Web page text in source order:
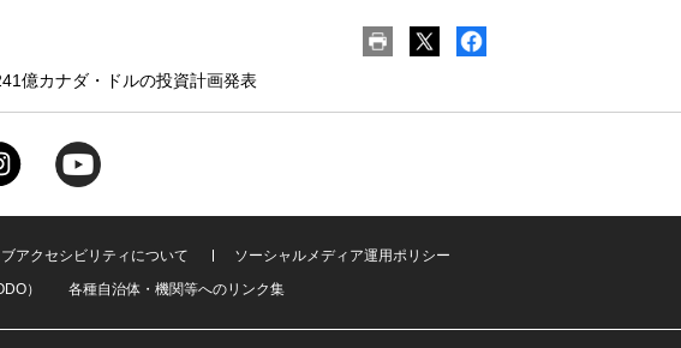
億カナダ・ドルの投資計画発表
アクセシビリティについて
ソーシャルメディア運用ポリシー
） 各種自治体・機関等へのリンク集